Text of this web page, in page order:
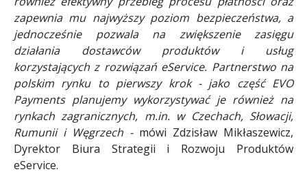
zapewnia mu najwyższy poziom bezpieczeństwa, a
jednocześnie pozwala na zwiększenie zasięgu
działania dostawców produktów i usług
korzystających z rozwiązań eService. Partnerstwo na
polskim rynku to pierwszy krok - jako część EVO
Payments planujemy wykorzystywać je również na
rynkach zagranicznych, m.in. w Czechach, Słowacji,
Rumunii i Węgrzech - mówi Zdzisław Mikłaszewicz,
Dyrektor Biura Strategii i Rozwoju Produktów
eService.